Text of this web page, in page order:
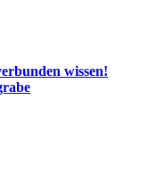
wissen!